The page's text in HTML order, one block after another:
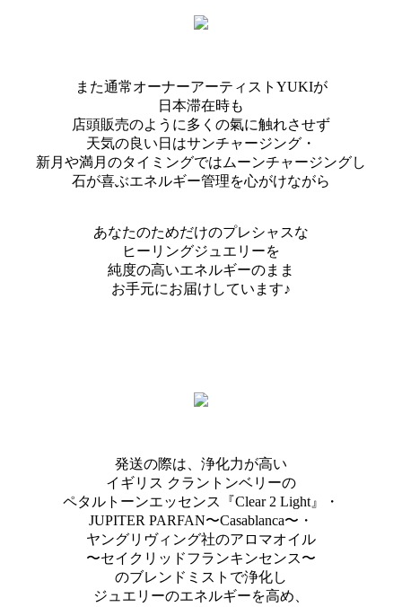
また通常オーナーアーティストYUKIが
日本滞在時も
店頭販売のように多くの氣に触れさせず
天気の良い日はサンチャージング・
新月や満月のタイミングではムーンチャージングし
石が喜ぶエネルギー管理を心がけながら
あなたのためだけのプレシャスな
ヒーリングジュエリーを
純度の高いエネルギーのまま
お手元にお届けしています♪
発送の際は、浄化力が高い
イギリス クラントンベリーの
ペタルトーンエッセンス『Clear 2 Light』・
JUPITER PARFAN〜Casablanca〜・
ヤングリヴィング社のアロマオイル
〜セイクリッドフランキンセンス〜
のブレンドミストで浄化し
ジュエリーのエネルギーを高め、